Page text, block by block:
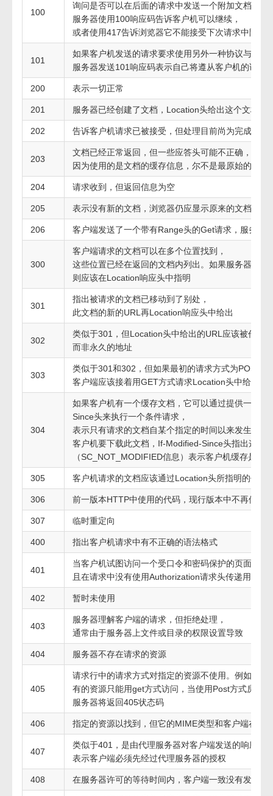
100
询问是否可以在后面的请求中发送一个附加文档。在
服务器使用100响应码告诉客户机可以继续，
或者使用417告诉浏览器它不能接受下次请求中附加
101
如果客户机发送的请求要求使用另外一种协议与服务
服务器发送101响应码表示自己将遵从客户机的请求
200 表示一切正常
201 服务器已经创建了文档，Location头给出这个文档的
202 告诉客户机请求已被接受，但处理目前尚为完成
203
文档已经正常返回，但一些应答头可能不正确，
因为使用的是文档的缓存信息，尔不是最原始的信息
204 请求收到，但返回信息为空
205 表示没有新的文档，浏览器仍应显示原来的文档，但
206 客户端发送了一个带有Range头的Get请求，服务器
300
客户端请求的文档可以在多个位置找到，
这些位置已经在返回的文档内列出。如果服务器要提
则应该在Location响应头中指明
301
指出被请求的文档已移动到了别处，
此文档的新的URL再Location响应头中给出
302
类似于301，但Location头中给出的URL应该被作为
而非永久的地址
303
类似于301和302，但如果最初的请求方式为POST，
客户端应该接着用GET方式请求Location头中给出的
304
如果客户机有一个缓存文档，它可以通过提供一个If-
Since头来执行一个条件请求，
表示只有请求的文档自某个指定的时间以来发生过更
客户机要下载此文档，If-Modified-Since头指出这个
（SC_NOT_MODIFIED信息）表示客户机缓存是最
305 客户机请求的文档应该通过Location头所指明的代理
306 前一版本HTTP中使用的代码，现行版本中不再使用
307 临时重定向
400 指出客户机请求中有不正确的语法格式
401
当客户机试图访问一个受口令和密码保护的页面，
且在请求中没有使用Authorization请求头传递用户信
402 暂时未使用
403
服务器理解客户端的请求，但拒绝处理，
通常由于服务器上文件或目录的权限设置导致
404 服务器不存在请求的资源
405
请求行中的请求方式对指定的资源不使用。例如，
有的资源只能用get方式访问，当使用Post方式房后
服务器将返回405状态码
406 指定的资源以找到，但它的MIME类型和客户端在
407
类似于401，是由代理服务器对客户端发送的响应，
表示客户端必须先经过代理服务器的授权
408 在服务器许可的等待时间内，客户端一致没有发送任